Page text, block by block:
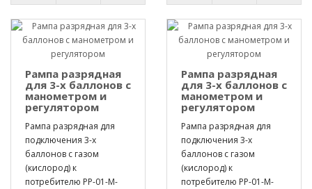
Рампа разрядная
для 3-х баллонов с
манометром и
регулятором
Рампа разрядная для
подключения 3-х
баллонов с газом
(кислород) к
потребителю РР-01-М-
Рампа разрядная
для 3-х баллонов с
манометром и
регулятором
Рампа разрядная для
подключения 3-х
баллонов с газом
(кислород) к
потребителю РР-01-М-